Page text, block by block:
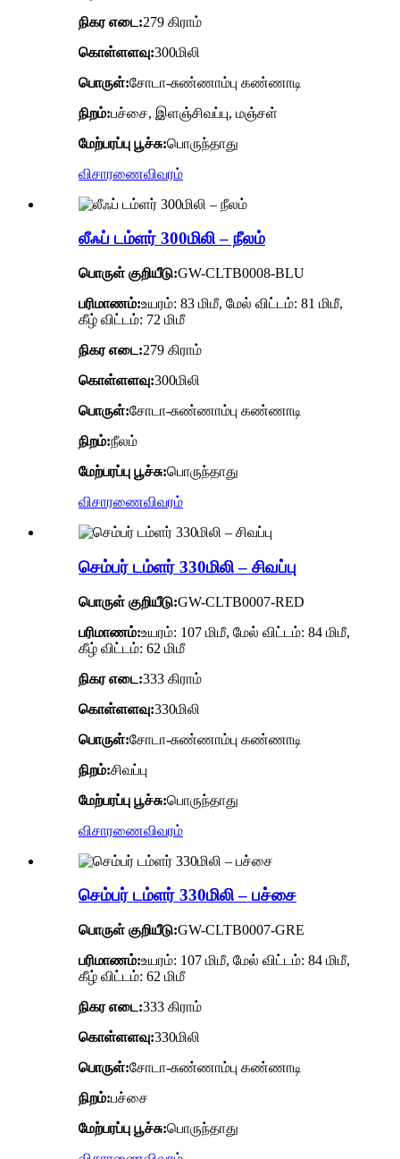
நிகர எடை:279 கிராம்
கொள்ளளவு:300மிலி
பொருள்:சோடா-சுண்ணாம்பு கண்ணாடி
நிறம்:பச்சை, இளஞ்சிவப்பு, மஞ்சள்
மேற்பரப்பு பூச்சு:பொருந்தாது
விசாரணைவிவரம்
லீஃப் டம்ளர் 300மிலி – நீலம்
பொருள் குறியீடு:GW-CLTB0008-BLU
பரிமாணம்:உயரம்: 83 மிமீ, மேல் விட்டம்: 81 மிமீ,
கீழ் விட்டம்: 72 மிமீ
நிகர எடை:279 கிராம்
கொள்ளளவு:300மிலி
பொருள்:சோடா-சுண்ணாம்பு கண்ணாடி
நிறம்:நீலம்
மேற்பரப்பு பூச்சு:பொருந்தாது
விசாரணைவிவரம்
செம்பர் டம்ளர் 330மிலி – சிவப்பு
பொருள் குறியீடு:GW-CLTB0007-RED
பரிமாணம்:உயரம்: 107 மிமீ, மேல் விட்டம்: 84 மிமீ,
கீழ் விட்டம்: 62 மிமீ
நிகர எடை:333 கிராம்
கொள்ளளவு:330மிலி
பொருள்:சோடா-சுண்ணாம்பு கண்ணாடி
நிறம்:சிவப்பு
மேற்பரப்பு பூச்சு:பொருந்தாது
விசாரணைவிவரம்
செம்பர் டம்ளர் 330மிலி – பச்சை
பொருள் குறியீடு:GW-CLTB0007-GRE
பரிமாணம்:உயரம்: 107 மிமீ, மேல் விட்டம்: 84 மிமீ,
கீழ் விட்டம்: 62 மிமீ
நிகர எடை:333 கிராம்
கொள்ளளவு:330மிலி
பொருள்:சோடா-சுண்ணாம்பு கண்ணாடி
நிறம்:பச்சை
மேற்பரப்பு பூச்சு:பொருந்தாது